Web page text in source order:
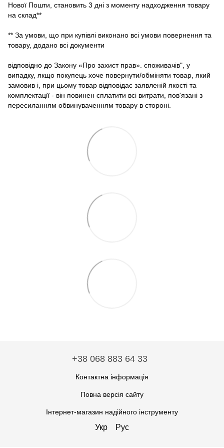
Нової Пошти, становить 3 дні з моменту надходження товару
на склад**
** За умови, що при купівлі виконано всі умови повернення та
товару, додано всі документи
відповідно до Закону «Про захист прав». споживачів", у
випадку, якщо покупець хоче повернути/обміняти товар, який
замовив і, при цьому товар відповідає заявленій якості та
комплектації - він повинен сплатити всі витрати, пов'язані з
пересиланням обвинуваченням товару в стороні.
+38 068 883 64 33
Контактна інформація
Повна версія сайту
Інтернет-магазин надійного інструменту
Укр Рус